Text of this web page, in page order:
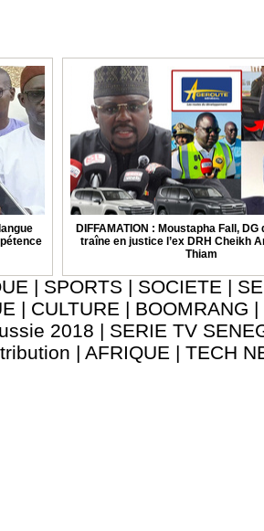
DIFFAMATION : Moustapha Fall,
traîne en justice l’ex DRH Cheikh
Thiam
| SPORTS | SOCIETE |
| CULTURE | BOOMRANG |
2018 | SERIE TV
| AFRIQUE | TECH